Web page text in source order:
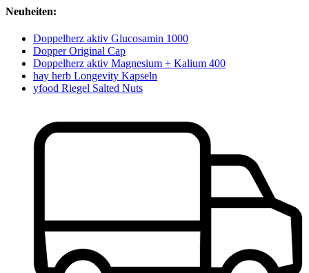
Neuheiten:
Doppelherz aktiv Glucosamin 1000
Dopper Original Cap
Doppelherz aktiv Magnesium + Kalium 400
hay herb Longevity Kapseln
yfood Riegel Salted Nuts